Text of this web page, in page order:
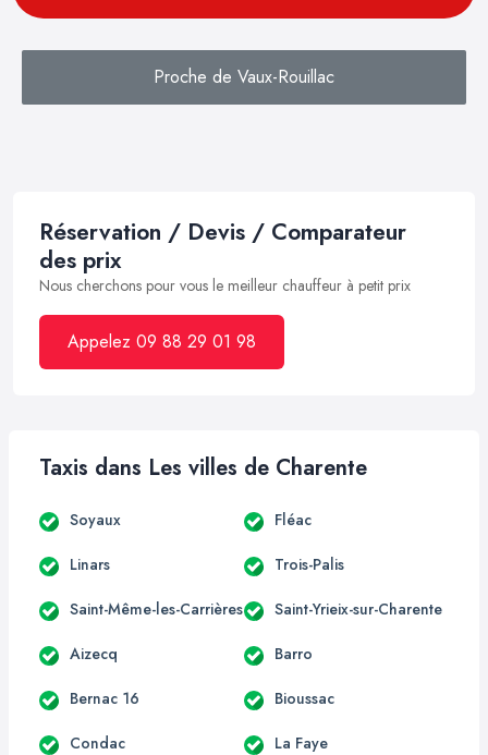
Proche de Vaux-Rouillac
Réservation / Devis / Comparateur
des prix
Nous cherchons pour vous le meilleur chauffeur à petit prix
Appelez 09 88 29 01 98
Taxis dans Les villes de Charente
Soyaux Fléac
Linars Trois-Palis
Saint-Même-les-Carrières Saint-Yrieix-sur-Charente
Aizecq Barro
Bernac 16 Bioussac
Condac La Faye